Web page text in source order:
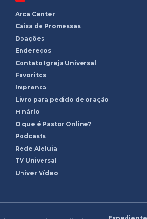
Arca Center
Caixa de Promessas
Doações
Endereços
Contato Igreja Universal
Favoritos
Imprensa
Livro para pedido de oração
Hinário
O que é Pastor Online?
Podcasts
Rede Aleluia
TV Universal
Univer Vídeo